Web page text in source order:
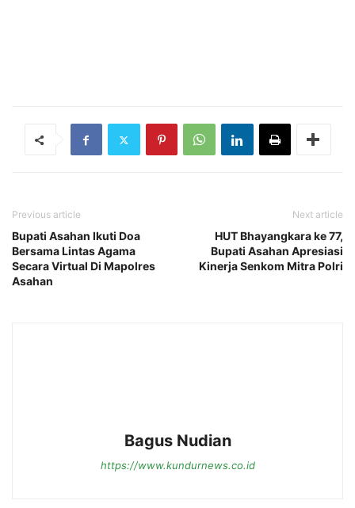
Previous article
Bupati Asahan Ikuti Doa
Bersama Lintas Agama
Secara Virtual Di Mapolres
Asahan
Next article
HUT Bhayangkara ke 77,
Bupati Asahan Apresiasi
Kinerja Senkom Mitra Polri
Bagus Nudian
https://www.kundurnews.co.id